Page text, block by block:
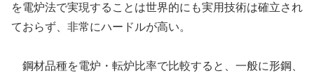
を電炉法で実現することは世界的にも実用技術は確立され
ておらず、非常にハードルが高い。
鋼材品種を電炉・転炉比率で比較すると、一般に形鋼、